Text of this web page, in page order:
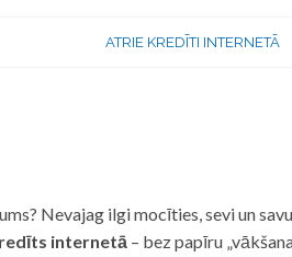
ATRIE KREDĪTI INTERNETĀ
Nevajag ilgi mocīties, sevi un
internetā – bez papīru